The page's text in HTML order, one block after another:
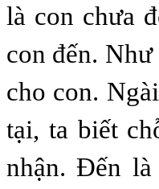
là con chưa
con đến.
cho con.
tại, ta biết
nhận. Đến